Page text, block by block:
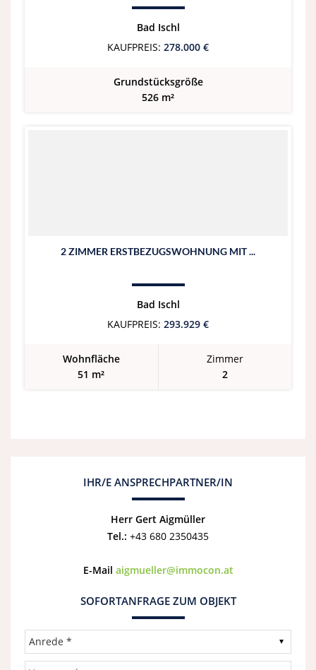
Bad Ischl
KAUFPREIS: 278.000 €
Grundstücksgröße
526 m²
2 ZIMMER ERSTBEZUGSWOHNUNG MIT ...
Bad Ischl
KAUFPREIS: 293.929 €
Wohnfläche
51 m²
Zimmer
2
IHR/E ANSPRECHPARTNER/IN
Herr Gert Aigmüller
Tel.: +43 680 2350435
E-Mail aigmueller@immocon.at
SOFORTANFRAGE ZUM OBJEKT